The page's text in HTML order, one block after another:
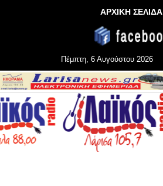
ΑΡΧΙΚΗ ΣΕΛΙΔΑ
Πέμπτη, 6 Αυγούστου 2026